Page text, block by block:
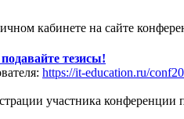
кабинете на сайте
тезисы!
https://it-education.ru/
участника